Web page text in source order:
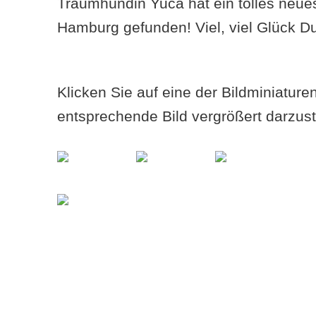
Hamburg gefunden! Viel, viel Glück
Klicken Sie auf eine der
entsprechende Bild vergrößert